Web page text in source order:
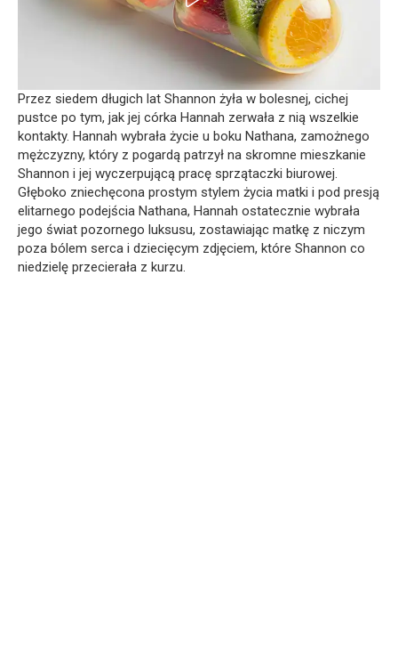
Przez siedem długich lat Shannon żyła w bolesnej, cichej
pustce po tym, jak jej córka Hannah zerwała z nią wszelkie
kontakty. Hannah wybrała życie u boku Nathana, zamożnego
mężczyzny, który z pogardą patrzył na skromne mieszkanie
Shannon i jej wyczerpującą pracę sprzątaczki biurowej.
Głęboko zniechęcona prostym stylem życia matki i pod presją
elitarnego podejścia Nathana, Hannah ostatecznie wybrała
jego świat pozornego luksusu, zostawiając matkę z niczym
poza bólem serca i dziecięcym zdjęciem, które Shannon co
niedzielę przecierała z kurzu.